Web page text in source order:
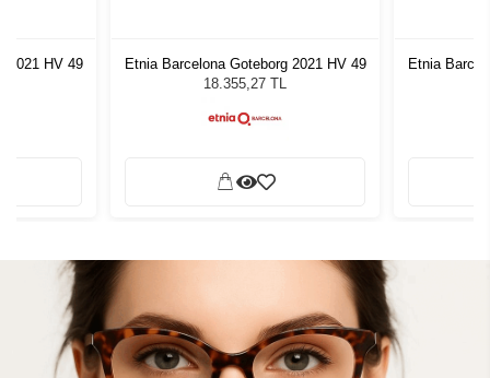
2021 HV 49
Etnia Barcelona Goteborg 2021 HV 49
18.355,27 TL
Etnia